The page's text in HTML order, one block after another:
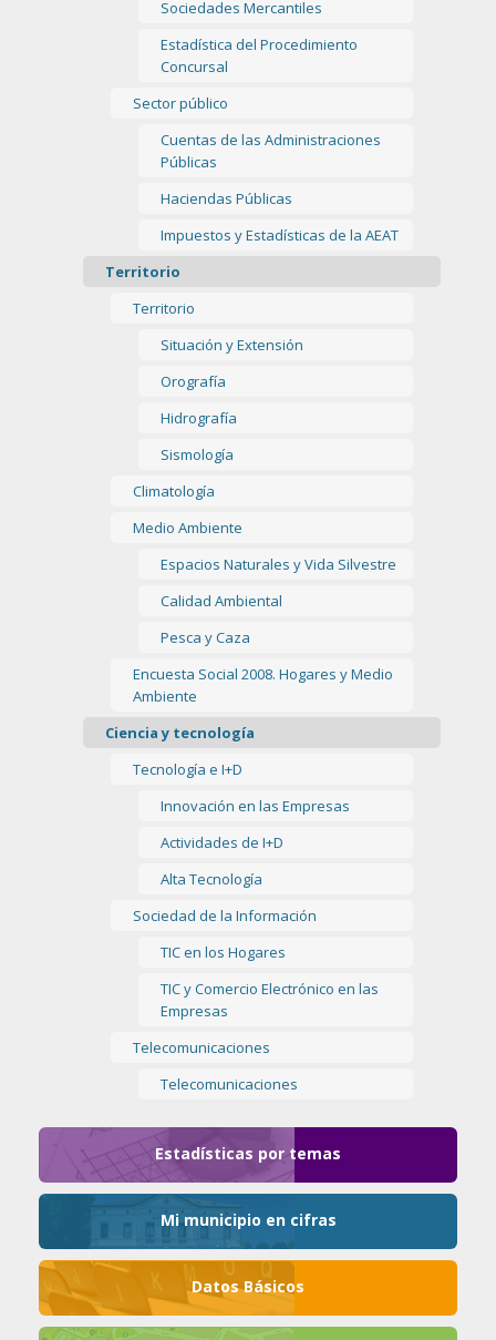
Sociedades Mercantiles
Estadística del Procedimiento
Concursal
Sector público
Cuentas de las Administraciones
Públicas
Haciendas Públicas
Impuestos y Estadísticas de la AEAT
Territorio
Territorio
Situación y Extensión
Orografía
Hidrografía
Sismología
Climatología
Medio Ambiente
Espacios Naturales y Vida Silvestre
Calidad Ambiental
Pesca y Caza
Encuesta Social 2008. Hogares y Medio
Ambiente
Ciencia y tecnología
Tecnología e I+D
Innovación en las Empresas
Actividades de I+D
Alta Tecnología
Sociedad de la Información
TIC en los Hogares
TIC y Comercio Electrónico en las
Empresas
Telecomunicaciones
Telecomunicaciones
Estadísticas por temas
Mi municipio en cifras
Datos Básicos